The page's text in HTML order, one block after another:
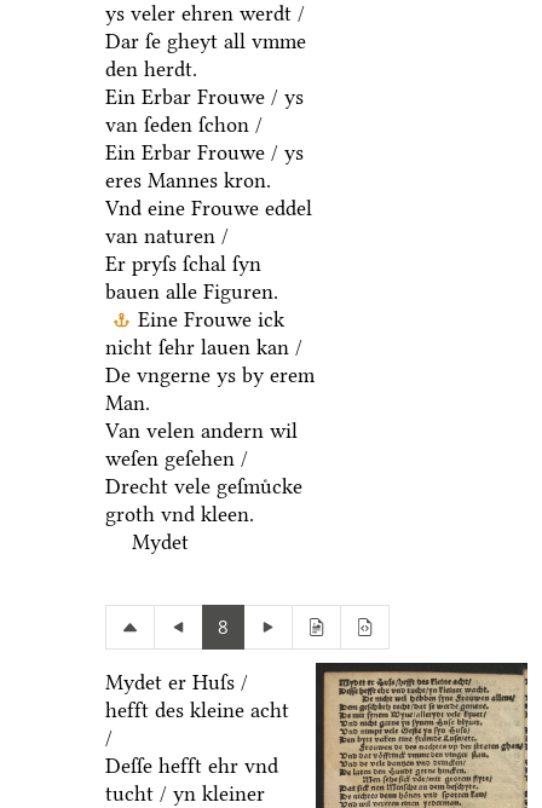
ys veler ehren werdt /
Dar ſe gheyt all vmme
den herdt.
Ein Erbar Frouwe / ys
van ſeden ſchon /
Ein Erbar Frouwe / ys
eres Mannes kron.
Vnd eine Frouwe eddel
van naturen /
Er pryſs ſchal ſyn
bauen alle Figuren.
Eine Frouwe ick
nicht ſehr lauen kan /
De vngerne ys by erem
Man.
Van velen andern wil
weſen geſehen /
Drecht vele geſmuͤcke
groth vnd kleen.
Mydet
8
Mydet er Huſs /
hefft des kleine acht
/
Deſſe hefft ehr vnd
tucht / yn kleiner